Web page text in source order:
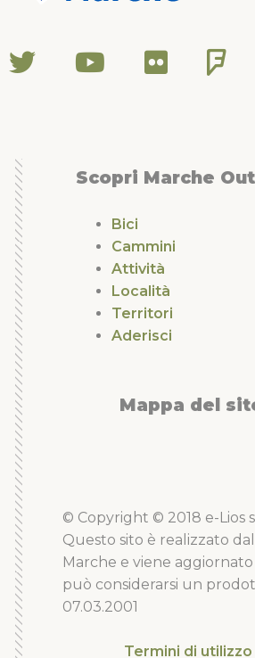
Scopri Marche
Bici
Cammini
Attività
Località
Territori
Aderisci
Mappa del
© Copyright © 2018 e-Lios
Questo sito è realizzato
Marche e viene
può considerarsi un
07.03.2001
Termini di utilizzo